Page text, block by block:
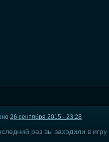
26 сентября 2015 - 23:28
раз вы заходили в